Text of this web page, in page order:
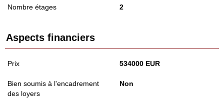
Nombre étages 2
Aspects financiers
Prix 534000 EUR
Bien soumis à l'encadrement
des loyers
Non